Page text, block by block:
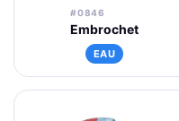
#0846
Embrochet
EAU